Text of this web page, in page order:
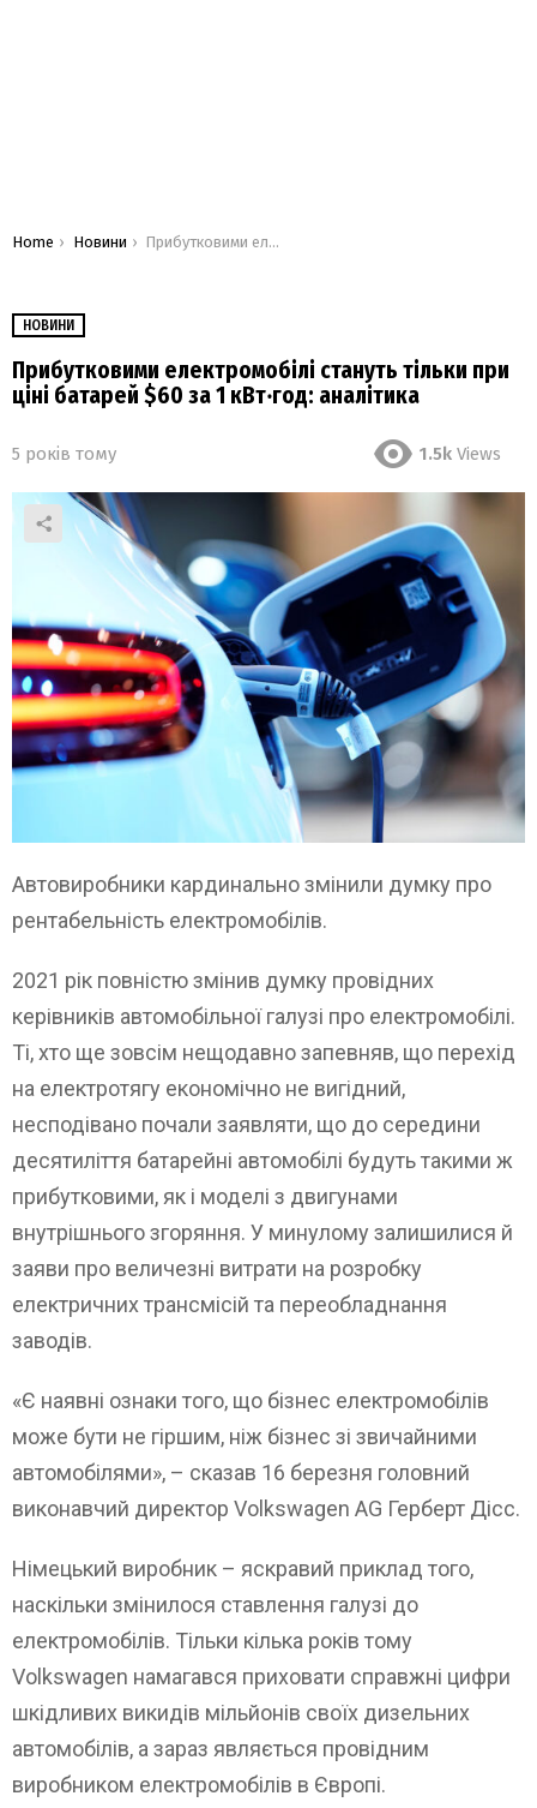
You are here:
Home Новини Прибутковими електромобілі стануть тільки при ціні батарей $60 за 1 кВт‧год: аналітика
НОВИНИ
Прибутковими електромобілі стануть тільки при
ціні батарей $60 за 1 кВт‧год: аналітика
5 років тому 1.5k Views
Автовиробники кардинально змінили думку про
рентабельність електромобілів.
2021 рік повністю змінив думку провідних
керівників автомобільної галузі про електромобілі.
Ті, хто ще зовсім нещодавно запевняв, що перехід
на електротягу економічно не вигідний,
несподівано почали заявляти, що до середини
десятиліття батарейні автомобілі будуть такими ж
прибутковими, як і моделі з двигунами
внутрішнього згоряння. У минулому залишилися й
заяви про величезні витрати на розробку
електричних трансмісій та переобладнання
заводів.
«Є наявні ознаки того, що бізнес електромобілів
може бути не гіршим, ніж бізнес зі звичайними
автомобілями», – сказав 16 березня головний
виконавчий директор Volkswagen AG Герберт Дісс.
Німецький виробник – яскравий приклад того,
наскільки змінилося ставлення галузі до
електромобілів. Тільки кілька років тому
Volkswagen намагався приховати справжні цифри
шкідливих викидів мільйонів своїх дизельних
автомобілів, а зараз являється провідним
виробником електромобілів в Європі.